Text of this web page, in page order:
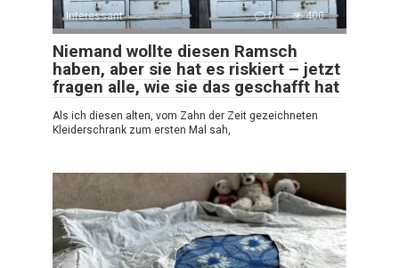
Interessant 0 400
Niemand wollte diesen Ramsch
haben, aber sie hat es riskiert – jetzt
fragen alle, wie sie das geschafft hat
Als ich diesen alten, vom Zahn der Zeit gezeichneten
Kleiderschrank zum ersten Mal sah,